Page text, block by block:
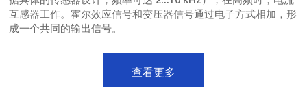
互感器工作。霍尔效应信号和变压器信号通过电子方式相加，形
成一个共同的输出信号。
查看更多